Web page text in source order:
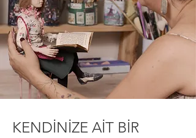
KENDİNİZE AİT BİR